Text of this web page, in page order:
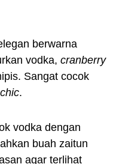
berwarna
vodka, cranberry
Sangat cocok
chic.
vodka dengan
buah zaitun
agar terlihat